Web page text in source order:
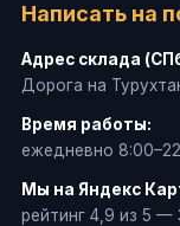
Написать на
Адрес склада
Дорога на
Время работы:
ежедневно
Мы на Яндекс
рейтинг 4,9 из 5 —